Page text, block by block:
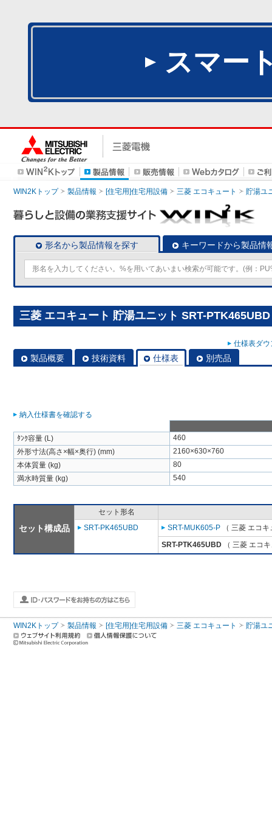
スマー
WIN2Kトップ 製品情報 [住宅用]住宅用設備 三菱 エコキュート 貯湯ユ
形名から製品情報を探す キーワードから製品情
三菱 エコキュート 貯湯ユニット SRT-PTK465UBD
仕様表ダ
製品概要 技術資料 仕様表 別売品
納入仕様書を確認する
ﾀﾝｸ容量 (L)
460
外形寸法(高さ×幅×奥行) (mm)
2160×630×760
本体質量 (kg)
80
満水時質量 (kg)
540
セット構成品
セット形名
SRT-PK465UBD
SRT-MUK605-P （ 三菱 エコ
SRT-PTK465UBD （ 三菱 エコ
WIN2Kトップ 製品情報 [住宅用]住宅用設備 三菱 エコキュート 貯湯ユ